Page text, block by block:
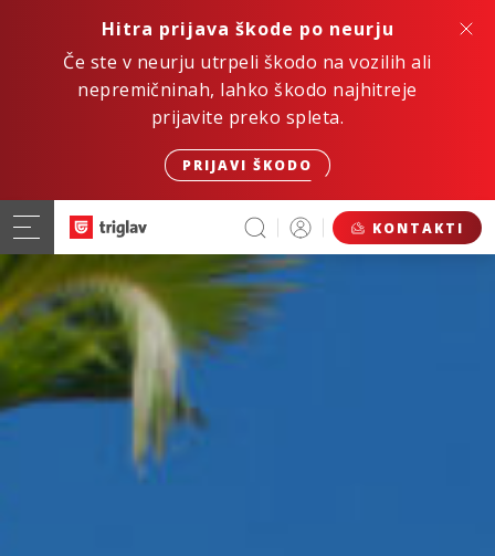
Hitra prijava škode po neurju
Če ste v neurju utrpeli škodo na vozilih ali
nepremičninah, lahko škodo najhitreje
prijavite preko spleta.
PRIJAVI ŠKODO
KONTAKTI